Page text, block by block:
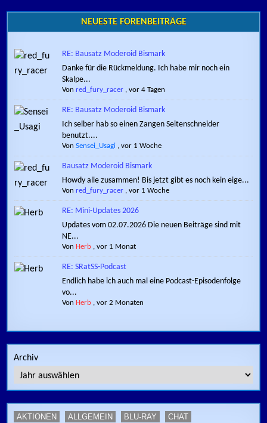
NEUESTE FORENBEITRÄGE
RE: Bausatz Moderoid Bismark
Danke für die Rückmeldung. Ich habe mir noch ein
Skalpe...
Vonred_fury_racer ,vor 4 Tagen
RE: Bausatz Moderoid Bismark
Ich selber hab so einen Zangen Seitenschneider
benutzt....
VonSensei_Usagi ,vor 1 Woche
Bausatz Moderoid Bismark
Howdy alle zusammen! Bis jetzt gibt es noch kein eige...
Vonred_fury_racer ,vor 1 Woche
RE: Mini-Updates 2026
Updates vom 02.07.2026 Die neuen Beiträge sind mit
NE...
Von Herb ,vor 1 Monat
RE: SRatSS-Podcast
Endlich habe ich auch mal eine Podcast-Episodenfolge
vo...
Von Herb ,vor 2 Monaten
Archiv
AKTIONEN ALLGEMEIN BLU-RAY
CHAT